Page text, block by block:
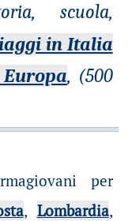
scuola,
in Italia
, (500
per
, Lombardia,